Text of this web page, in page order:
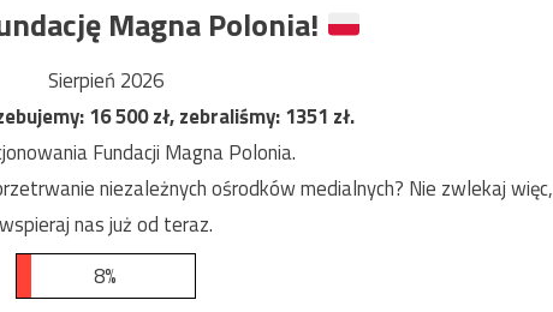
Magna Polonia!
Sierpień 2026
16 500zł, zebraliśmy:1351 zł.
Fundacji Magna Polonia.
niezależnych ośrodków medialnych? Nie zwlekaj więc,
wspieraj nas już od teraz.
8%